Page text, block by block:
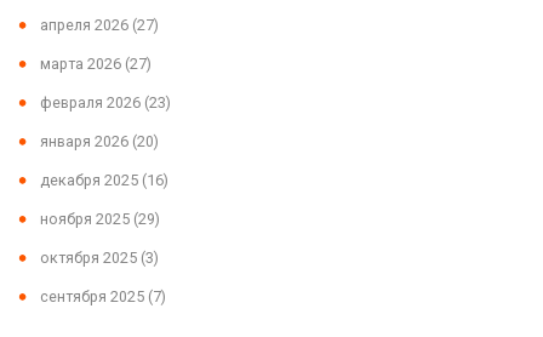
апреля 2026 (27)
марта 2026 (27)
февраля 2026 (23)
января 2026 (20)
декабря 2025 (16)
ноября 2025 (29)
октября 2025 (3)
сентября 2025 (7)